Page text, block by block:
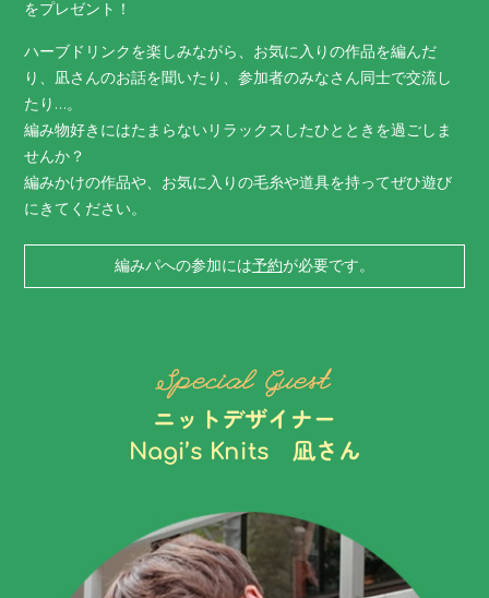
をプレゼント！
ハーブドリンクを楽しみながら、お気に入りの作品を編んだ
り、凪さんのお話を聞いたり、参加者のみなさん同士で交流し
たり…。
編み物好きにはたまらないリラックスしたひとときを過ごしま
せんか？
編みかけの作品や、お気に入りの毛糸や道具を持ってぜひ遊び
にきてください。
編みパへの参加には予約が必要です。
Special Guest
ニットデザイナー
Nagi’s Knits 凪さん